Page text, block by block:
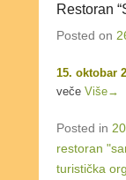
Restoran
Posted on
15. oktobar
veče Više→
Posted in
restoran
turistička